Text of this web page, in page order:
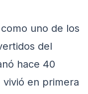
uno de los
del
hace 40
vivió en primera